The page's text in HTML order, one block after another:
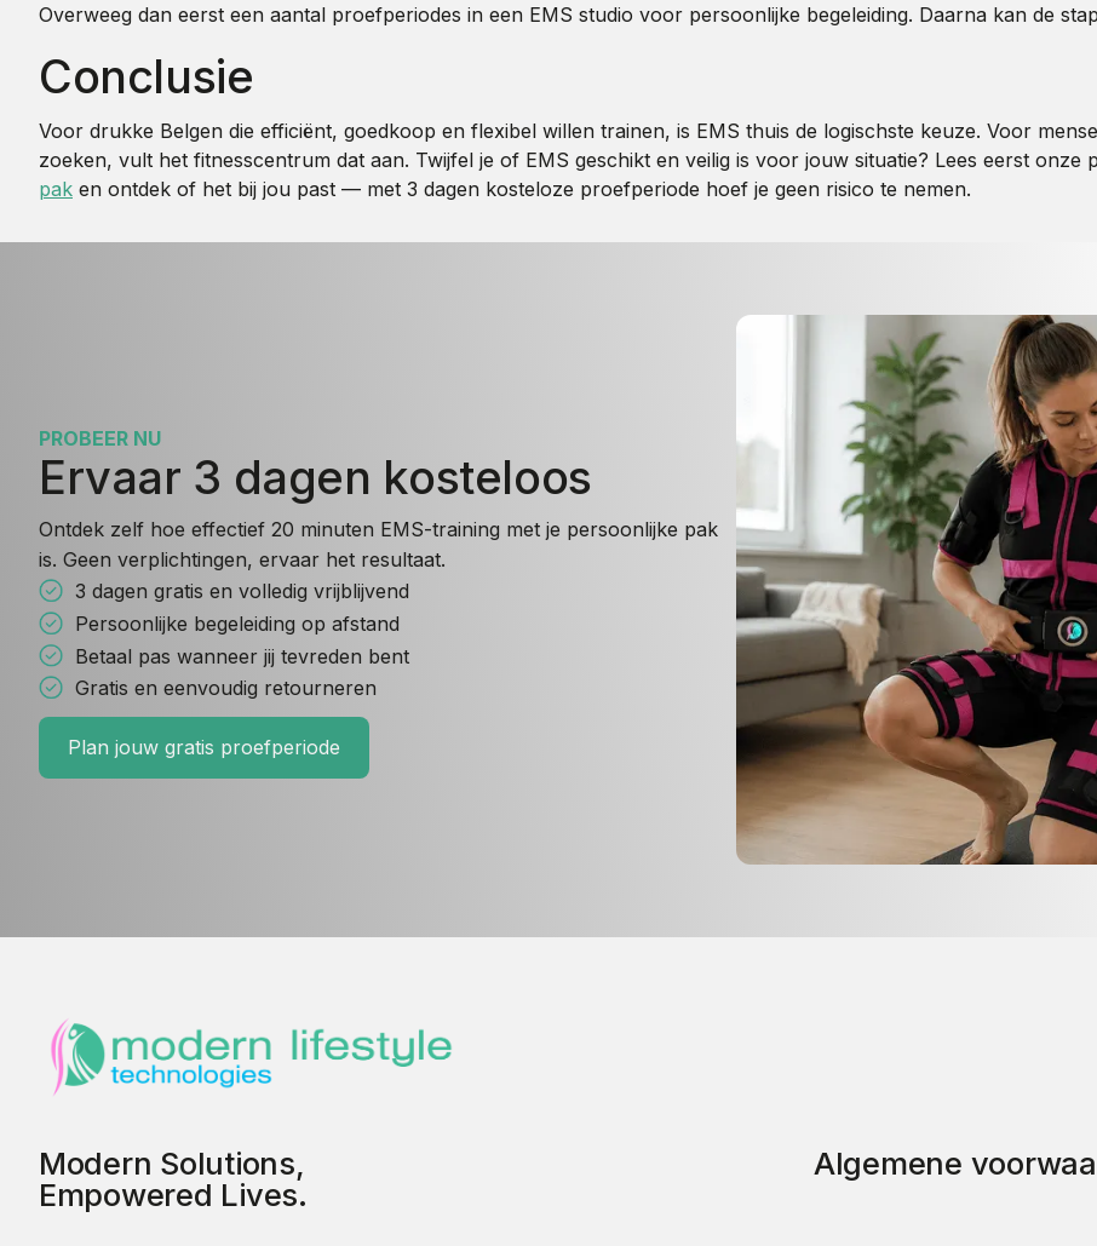
Overweeg dan eerst een aantal proefperiodes in een EMS studio voor persoonlijke begeleiding. Daarna kan de
Conclusie
Voor drukke Belgen die efficiënt, goedkoop en flexibel willen trainen, is EMS thuis de logischste keuze. Voor
zoeken, vult het fitnesscentrum dat aan. Twijfel je of EMS geschikt en veilig is voor jouw situatie? Lees eerst onze
pak en ontdek of het bij jou past — met 3 dagen kosteloze proefperiode hoef je geen risico te nemen.
PROBEER NU
Ervaar 3 dagen kosteloos
Ontdek zelf hoe effectief 20 minuten EMS-training met je persoonlijke pak
is. Geen verplichtingen, ervaar het resultaat.
3 dagen gratis en volledig vrijblijvend
Persoonlijke begeleiding op afstand
Betaal pas wanneer jij tevreden bent
Gratis en eenvoudig retourneren
Plan jouw gratis proefperiode
Modern Solutions,
Empowered Lives.
Algemene